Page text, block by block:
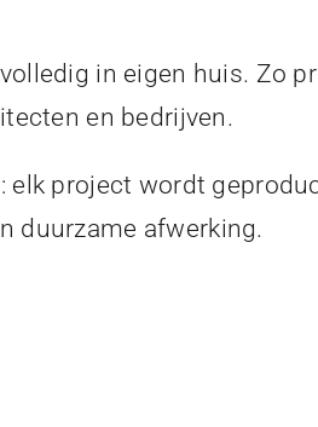
in eigen huis. Zo
en bedrijven.
project wordt
duurzame afwerking.